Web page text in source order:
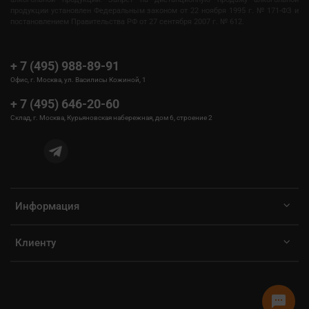
Информация
Клиенту
+ 7 (495) 988-89-91
Офис, г. Москва, ул. Василисы Кожиной, 1
+ 7 (495) 646-20-60
Склад, г. Москва, Курьяновская набережная, дом 6, строение 2
sms